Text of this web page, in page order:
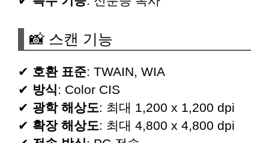
📸 스캔 기능
✔ 호환 표준: TWAIN, WIA
✔ 방식: Color CIS
✔ 광학 해상도: 최대 1,200 x 1,200 dpi
✔ 확장 해상도: 최대 4,800 x 4,800 dpi